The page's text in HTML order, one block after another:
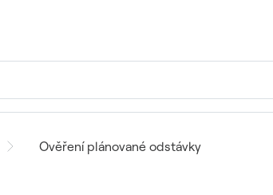
Ověření plánované odstávky